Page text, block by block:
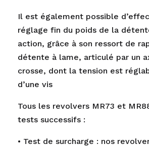
Il est également possible
réglage fin du poids de la
action, grâce à son ressort de
détente à lame, articulé par un
crosse, dont la tension est
d’une vis
Tous les revolvers MR73 et
tests successifs :
• Test de surcharge : nos